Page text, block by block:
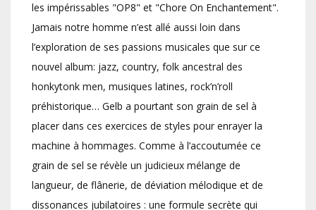
les impérissables "OP8" et "Chore On Enchantement".
Jamais notre homme n’est allé aussi loin dans
l’exploration de ses passions musicales que sur ce
nouvel album: jazz, country, folk ancestral des
honkytonk men, musiques latines, rock’n’roll
préhistorique… Gelb a pourtant son grain de sel à
placer dans ces exercices de styles pour enrayer la
machine à hommages. Comme à l’accoutumée ce
grain de sel se révèle un judicieux mélange de
langueur, de flânerie, de déviation mélodique et de
dissonances jubilatoires : une formule secrète qui